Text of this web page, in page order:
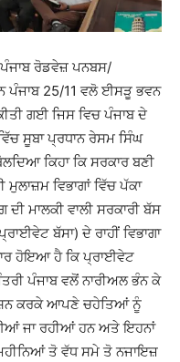
ਰੋਡਵੇਜ਼ ਪਨਬਸ/
ਪੰਜਾਬ 25/11 ਵਲੋ ਈਸੜੂ ਭਵਨ
ਗਈ ਜਿਸ ਵਿਚ ਪੰਜਾਬ ਦੇ
ਸੂਬਾ ਪ੍ਰਧਾਨ ਰੇਸਮ ਸਿੰਘ
ਕਿਹਾ ਕਿ ਸਰਕਾਰ ਬਣੀ
ਵਿਭਾਗਾਂ ਵਿੱਚ ਪੱਕਾ
ਮਾਲਕੀ ਵਾਲੀ ਸਰਕਾਰੀ ਬੱਸ
ਬੱਸਾ) ਦੇ ਰਾਹੀਂ ਵਿਭਾਗਾ
ਹੋਇਆ ਹੈ ਕਿ ਪ੍ਰਾਈਵੇਟ
ਪੰਜਾਬ ਵਲੋਂ ਨਾਰੀਅਲ ਭੰਨ ਕੇ
ਕਰਕੇ ਆਪਣੇ ਚਹੇਤਿਆਂ ਨੂੰ
ਜਾ ਰਹੀਆਂ ਹਨ ਅਤੇ ਇਹਨਾਂ
ਤੋ ਵੱਧ ਸਮੇ ਤੋ ਨਜਾਇਜ਼